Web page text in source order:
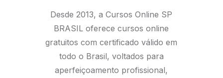
Desde 2013, a Cursos Online SP
BRASIL oferece cursos online
gratuitos com certificado válido em
todo o Brasil, voltados para
aperfeiçoamento profissional,